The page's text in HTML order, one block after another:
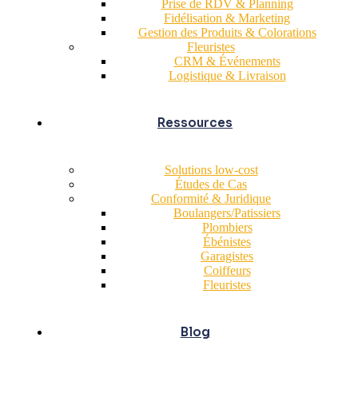
Prise de RDV & Planning
Fidélisation & Marketing
Gestion des Produits & Colorations
Fleuristes
CRM & Événements
Logistique & Livraison
Ressources
Solutions low-cost
Études de Cas
Conformité & Juridique
Boulangers/Patissiers
Plombiers
Ébénistes
Garagistes
Coiffeurs
Fleuristes
Blog